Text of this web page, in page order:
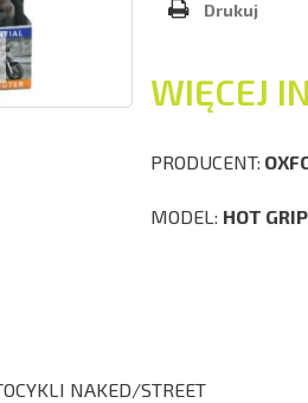
Drukuj
WIĘCEJ
PRODUCENT:
MODEL: HOT
NAKED/STREET